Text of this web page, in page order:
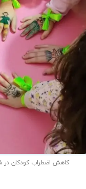
کاهش اضطراب کودکان در شرایط